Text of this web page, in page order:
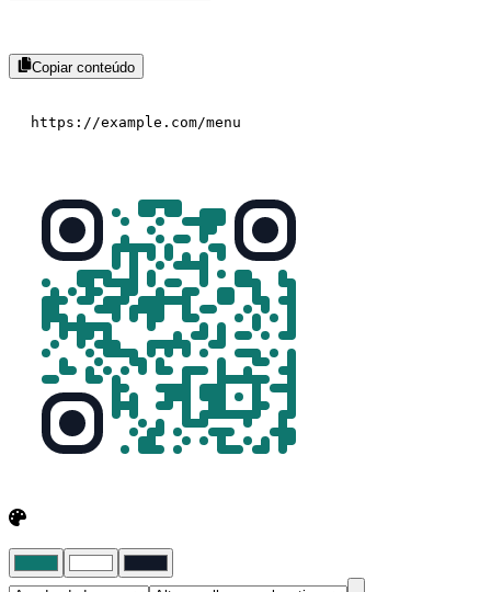
Copiar conteúdo
https://example.com/menu